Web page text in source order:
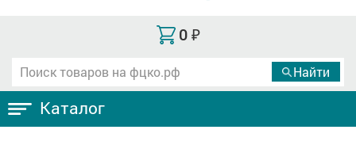
0 ₽
Каталог